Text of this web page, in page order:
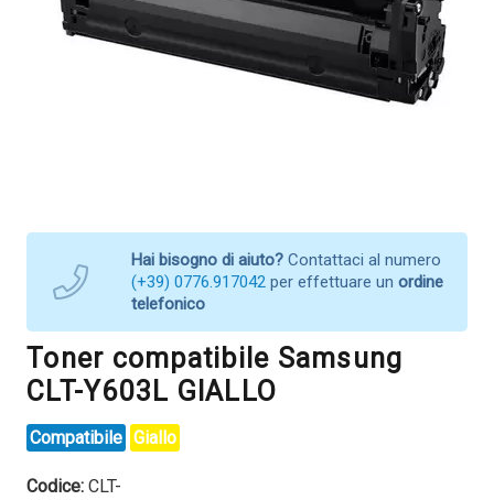
Hai bisogno di aiuto? Contattaci al numero
(+39) 0776.917042 per effettuare un ordine
telefonico
Toner compatibile Samsung
CLT-Y603L GIALLO
Compatibile Giallo
Codice: CLT-